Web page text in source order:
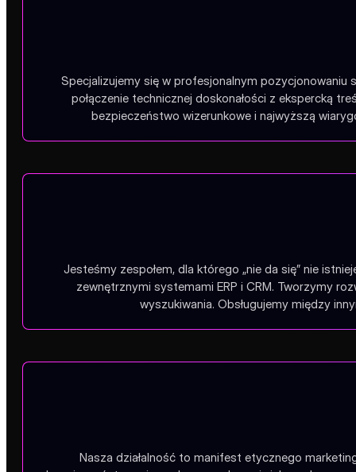
Specjalizujemy się w profesjonalnym pozycjonowaniu
połączenie technicznej doskonałości z ekspercką
bezpieczeństwo wizerunkowe i najwyższą
Jesteśmy zespołem, dla którego „nie da się” nie
zewnętrznymi systemami ERP i CRM. Tworzymy
wyszukiwania. Obsługujemy między
Nasza działalność to manifest etycznego